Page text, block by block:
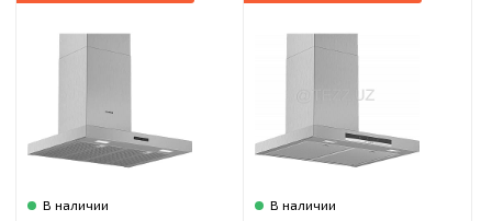
В наличии
В наличии